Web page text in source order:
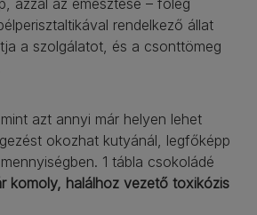
azzal az emésztése – főleg
rendelkező állat
a szolgálatot, és a csonttömeg
azt annyi már helyen lehet
okozhat kutyánál, legfőképp
1 tábla csokoládé
komoly, halálhoz vezető toxikózis